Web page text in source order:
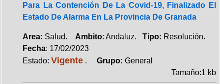
Para La Contención De La Covid-19, Finalizado El
Estado De Alarma En La Provincia De Granada
Area: Salud. Ambito: Andaluz. Tipo: Resolución.
Fecha: 17/02/2023
Estado: Vigente . Grupo: General
Tamaño:1 kb